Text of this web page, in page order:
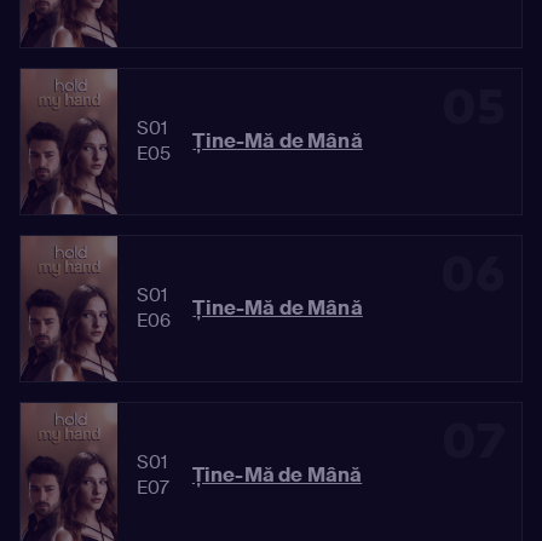
S01
E05
Ține-Mă de Mână
S01
E06
Ține-Mă de Mână
S01
E07
Ține-Mă de Mână